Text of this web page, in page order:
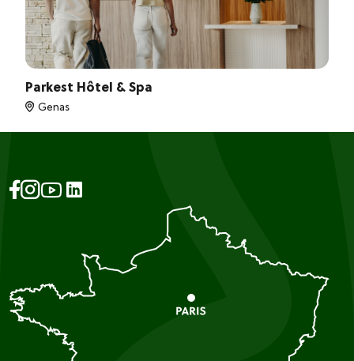
Parkest Hôtel & Spa
Genas